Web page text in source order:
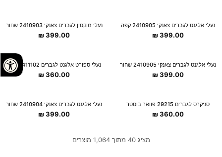
נעלי אלגנט לגברים צאנקי 2410905 קפה
399.00
₪
נעלי מוקסין לגברים צאנקי 2410903 שחור
399.00
₪
נעלי אלגנט לגברים צאנקי 2410905 שחור
399.00
₪
נעלי ספורט אלגנט לגברים 2411102 קפה
360.00
₪
סניקרס לגברים 29215 פוואר בוסטר
360.00
₪
נעלי אלגנט לגברים צאנקי 2410904 שחור
399.00
₪
מציג 40 מתוך 1,064 מוצרים